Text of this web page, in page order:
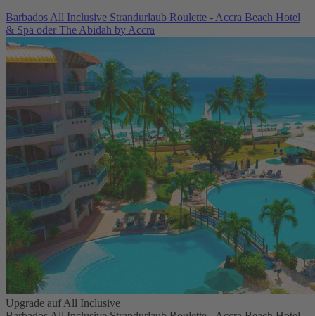
Barbados All Inclusive Strandurlaub Roulette - Accra Beach Hotel
& Spa oder The Abidah by Accra
Upgrade auf All Inclusive